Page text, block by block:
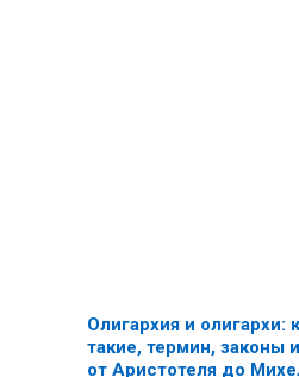
Олигархия и олигархи:
такие, термин, законы
от Аристотеля до